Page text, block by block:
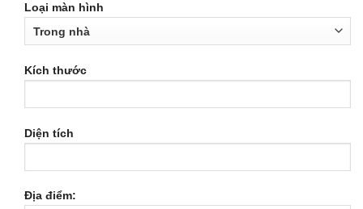
Loại màn hình
Kích thước
Diện tích
Địa điểm: